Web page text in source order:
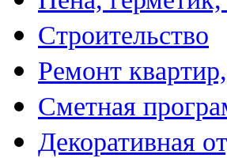
Строительство
Ремонт
Сметная
Декоративная